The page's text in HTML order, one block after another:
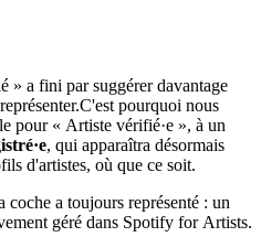
» a fini par suggérer davantage
pourquoi nous
pour « Artiste vérifié·e », à un
, qui apparaîtra désormais
d'artistes, où que ce soit.
coche a toujours représenté : un
géré dans Spotify for Artists.